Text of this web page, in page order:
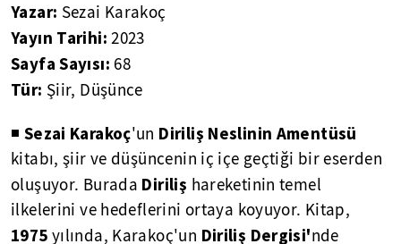
Yazar: Sezai Karakoç
Yayın Tarihi: 2023
Sayfa Sayısı: 68
Tür: Şiir, Düşünce
◾ Sezai Karakoç'un Diriliş Neslinin Amentüsü
kitabı, şiir ve düşüncenin iç içe geçtiği bir eserden
oluşuyor. Burada Diriliş hareketinin temel
ilkelerini ve hedeflerini ortaya koyuyor. Kitap,
1975 yılında, Karakoç'un Diriliş Dergisi'nde